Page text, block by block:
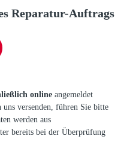
Reparatur-Auftrags
online angemeldet
versenden, führen Sie bitte
werden aus
bereits bei der Überprüfung